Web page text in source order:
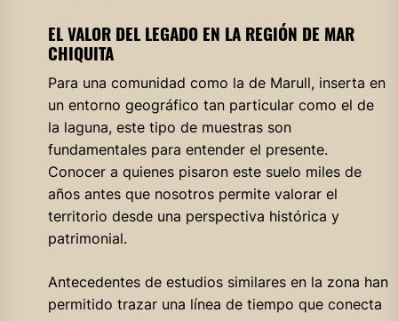
EL VALOR DEL LEGADO EN LA REGIÓN DE MAR
CHIQUITA
Para una comunidad como la de Marull, inserta en
un entorno geográfico tan particular como el de
la laguna, este tipo de muestras son
fundamentales para entender el presente.
Conocer a quienes pisaron este suelo miles de
años antes que nosotros permite valorar el
territorio desde una perspectiva histórica y
patrimonial.
Antecedentes de estudios similares en la zona han
permitido trazar una línea de tiempo que conecta